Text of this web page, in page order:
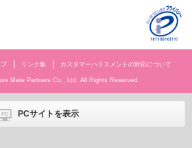
リンク集 カスタマーハラスメントの対応について
Mate Partners Co., Ltd. All Rights Reserved.
PCサイトを表示